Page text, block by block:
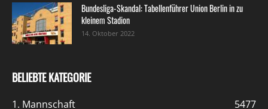
Bundesliga-Skandal: Tabellenführer Union Berlin in zu
kleinem Stadion
14. Oktober 2022
BELIEBTE KATEGORIE
1. Mannschaft 5477